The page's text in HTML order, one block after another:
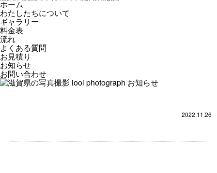
ホーム
わたしたちについて
ギャラリー
料金表
流れ
よくある質問
お見積り
お知らせ
お問い合わせ
2022.11.26